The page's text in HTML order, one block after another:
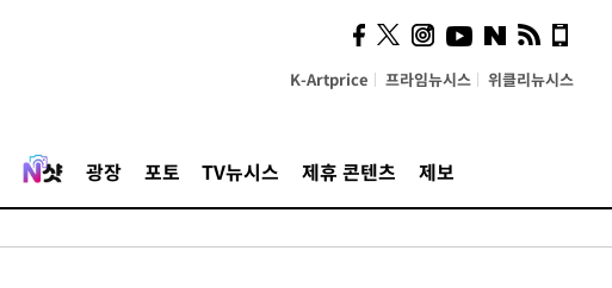
K-Artprice 프라임뉴시스 위클리뉴시스
광장 포토 TV뉴시스 제휴 콘텐츠 제보
"5·8·9호선 출퇴근 혼잡,
정부 국비지원 필요"